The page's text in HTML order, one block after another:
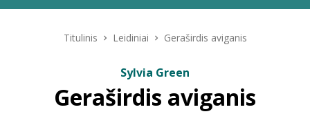
ELVIS atvyksta
Titulinis Leidiniai Geraširdis aviganis
Sylvia Green
Geraširdis aviganis